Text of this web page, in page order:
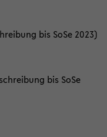
bis SoSe 2023)
bis SoSe